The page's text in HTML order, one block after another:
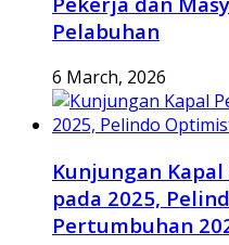
Pelabuhan
6 March, 2026
Kunjungan
pada 2025,
Pertumbuhan